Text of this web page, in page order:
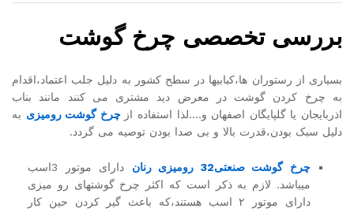
بررسی تخصصی چرخ گوشت
بسیاری از رستوران ها،کبابیها در سطح کشور به دلیل جلب اعتماد،اقدام
به چرخ کردن گوشت در معرض دید مشتری می کنند مانند بناب
اذربایجان یا گلپایگان اصفهان و….لذا استفاده از چرخ گوشت رومیزی به
دلیل سبک بودن،قدرت بالا و بی صدا بودن توصیه می گردد.
چرخ گوشت صنعتی32 رومیزی رنان
دارای موتور 3اسب
میباشد. لازم به ذکر است که اکثر چرخ گوشتهای رو میزی
دارای موتور ۲ اسب هستند،که باعث گیر کردن حین کار